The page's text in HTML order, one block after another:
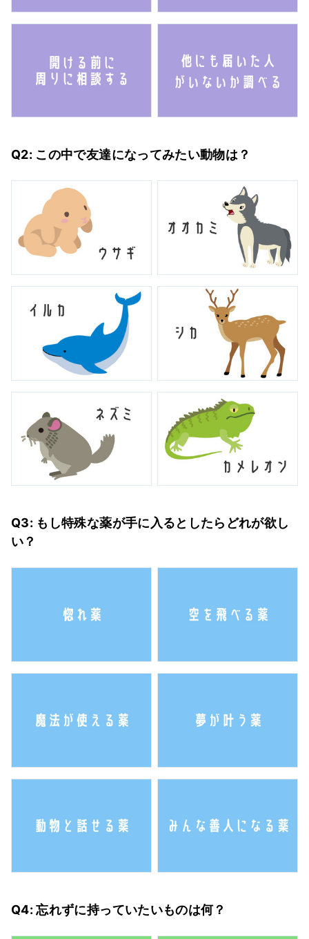
Q2: この中で友達になってみたい動物は？
Q3: もし特殊な薬が手に入るとしたらどれが欲し
い？
Q4: 忘れずに持っていたいものは何？